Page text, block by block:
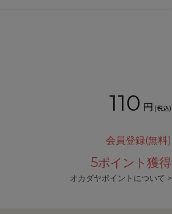
110 円 (税込)
会員登録(無料)
5ポイント獲得
オカダヤポイントについて >